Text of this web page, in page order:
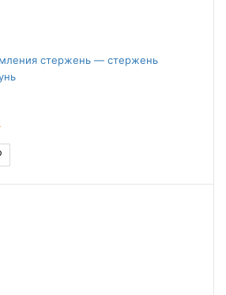
стержень — стержень